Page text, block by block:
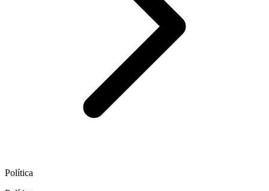
Política